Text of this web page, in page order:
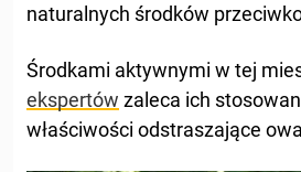
naturalnych środków
Środkami aktywnymi w tej
ekspertów zaleca ich
właściwości odstraszające